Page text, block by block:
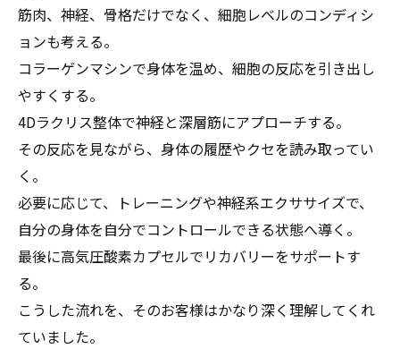
筋肉、神経、骨格だけでなく、細胞レベルのコンディシ
ョンも考える。
コラーゲンマシンで身体を温め、細胞の反応を引き出し
やすくする。
4Dラクリス整体で神経と深層筋にアプローチする。
その反応を見ながら、身体の履歴やクセを読み取ってい
く。
必要に応じて、トレーニングや神経系エクササイズで、
自分の身体を自分でコントロールできる状態へ導く。
最後に高気圧酸素カプセルでリカバリーをサポートす
る。
こうした流れを、そのお客様はかなり深く理解してくれ
ていました。